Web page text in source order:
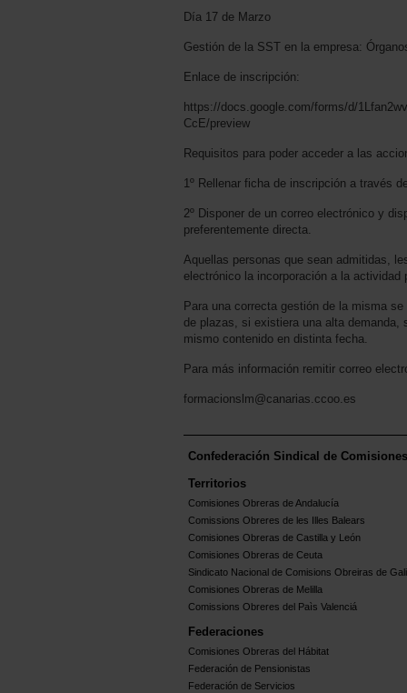
Día 17 de Marzo
Gestión de la SST en la empresa:
Enlace de inscripción:
https://docs.google.com/forms/d/
CcE/preview
Requisitos para poder acceder a las
1º Rellenar ficha de inscripción a través
2º Disponer de un correo electrónico y
preferentemente directa.
Aquellas personas que sean admitidas,
electrónico la incorporación a la actividad
Para una correcta gestión de la misma
de plazas, si existiera una alta demanda,
mismo contenido en distinta fecha.
Para más información remitir correo
formacionslm@canarias.ccoo.es
Confederación Sindical de
Territorios
Comisiones Obreras de Andalucía
Comissions Obreres de les Illes Balears
Comisiones Obreras de Castilla y León
Comisiones Obreras de Ceuta
Sindicato Nacional de Comisions Obreiras de
Comisiones Obreras de Melilla
Comissions Obreres del Paìs Valenciá
Federaciones
Comisiones Obreras del Hábitat
Federación de Pensionistas
Federación de Servicios